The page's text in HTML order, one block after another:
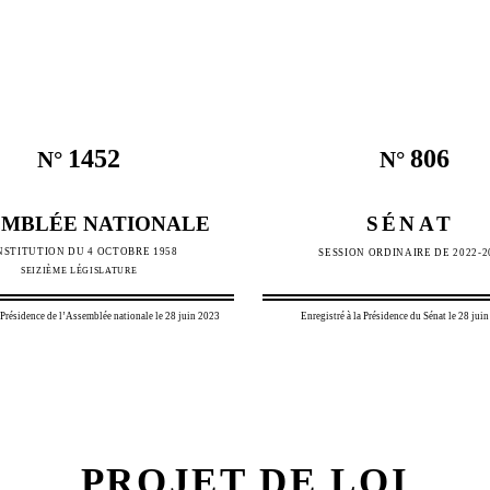
N° 1452
NATIONALE
DU 4 OCTOBRE 1958
SEIZIÈME LÉGISLATURE
N° 806
SÉNAT
SESSION ORDINAIRE DE2022-
de l’Assemblée nationale le 28 juin 2023 Enregistré à la Présidence du Sénat le 28
PROJET DE LOI